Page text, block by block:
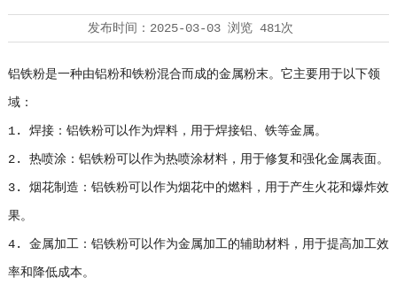
发布时间： 2025-03-03浏览 481次
铝铁粉是一种由铝粉和铁粉混合而成的金属粉末。它主要用于以下领
域：
1. 焊接：铝铁粉可以作为焊料，用于焊接铝、铁等金属。
2. 热喷涂：铝铁粉可以作为热喷涂材料，用于修复和强化金属表面。
3. 烟花制造：铝铁粉可以作为烟花中的燃料，用于产生火花和爆炸效
果。
4. 金属加工：铝铁粉可以作为金属加工的辅助材料，用于提高加工效
率和降低成本。